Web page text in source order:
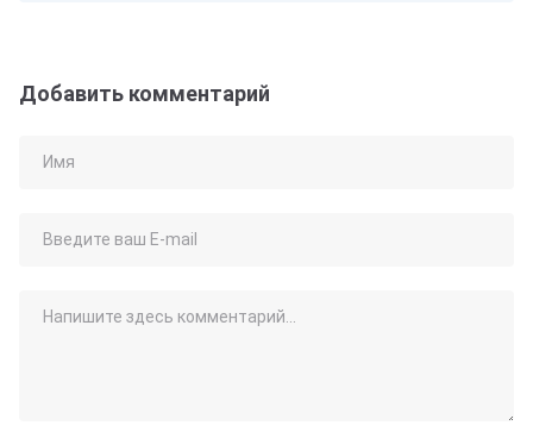
Добавить комментарий